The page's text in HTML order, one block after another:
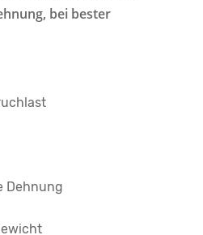
bei bester
Dehnung